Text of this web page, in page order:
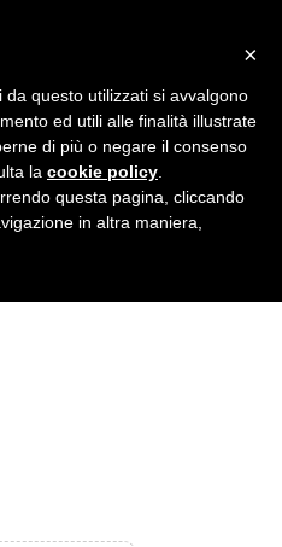
Circolo
Statuto e
×
questo utilizzati si avvalgono
ed utili alle finalità illustrate
di più o negare il consenso
la cookie policy
questa pagina, cliccando
in altra maniera,